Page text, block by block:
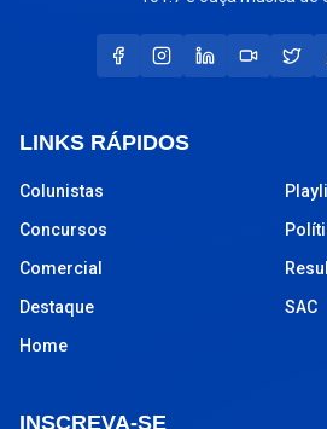
LINKS RÁPIDOS
Colunistas
Concursos
Comercial
Destaque
Home
SAC
INSCREVA-SE